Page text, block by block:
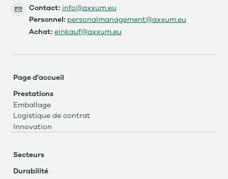
Contact: info@axxum.eu
Personnel: personalmanagement@axxum.eu
Achat: einkauf@axxum.eu
Page d'accueil
Prestations
Emballage
Logistique de contrat
Innovation
Secteurs
Durabilité